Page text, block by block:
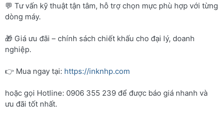
💬 Tư vấn kỹ thuật tận tâm, hỗ trợ chọn mực phù hợp với từng
dòng máy.
🎁 Giá ưu đãi – chính sách chiết khấu cho đại lý, doanh
nghiệp.
👉 Mua ngay tại: https://inknhp.com
hoặc gọi Hotline: 0906 355 239 để được báo giá nhanh và
ưu đãi tốt nhất.